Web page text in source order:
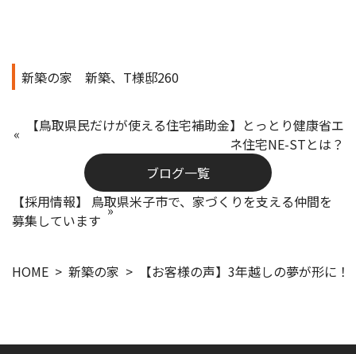
新築の家 新築、T様邸260
【鳥取県民だけが使える住宅補助金】とっとり健康省エ
ネ住宅NE-STとは？
ブログ一覧
【採用情報】 鳥取県米子市で、家づくりを支える仲間を
募集しています
HOME 新築の家 【お客様の声】3年越しの夢が形に